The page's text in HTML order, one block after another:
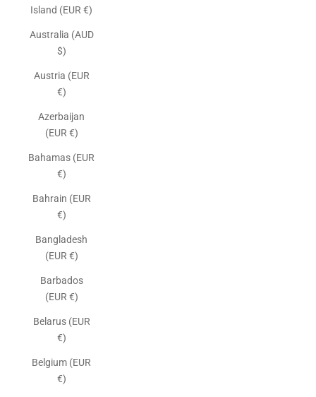
Island (EUR €)
Australia (AUD
$)
Austria (EUR
€)
Azerbaijan
(EUR €)
Bahamas (EUR
€)
Bahrain (EUR
€)
Bangladesh
(EUR €)
Barbados
(EUR €)
Belarus (EUR
€)
Belgium (EUR
€)